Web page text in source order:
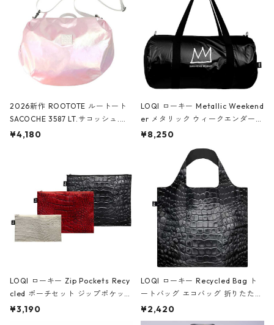
2026新作 ROOTOTE ルートート
SACOCHE 3587 LT.サコッシュ.ル
ミエ-B ショルダーバッグ グロスピ
¥4,180
LOQI ローキー Metallic Weekend
er メタリック ウィークエンダー
ボストンバッグ ショルダーバッグ
Black ジャン=ミッシェル・バスキ
ア/クラウン ブラック
¥8,250
LOQI ローキー Zip Pockets Recy
cled ポーチセット ジップポケット
ファスナーポーチ 撥水加工 トラベ
¥3,190
LOQI ローキー Recycled Bag ト
ートバッグ エコバッグ 折りたたみ
大きめ 撥水加工 収納ポーチ CRO
CODILE/Black クロコダイル/ブラ
¥2,420